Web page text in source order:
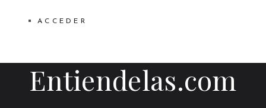
ACCEDER
Entiendelas.com